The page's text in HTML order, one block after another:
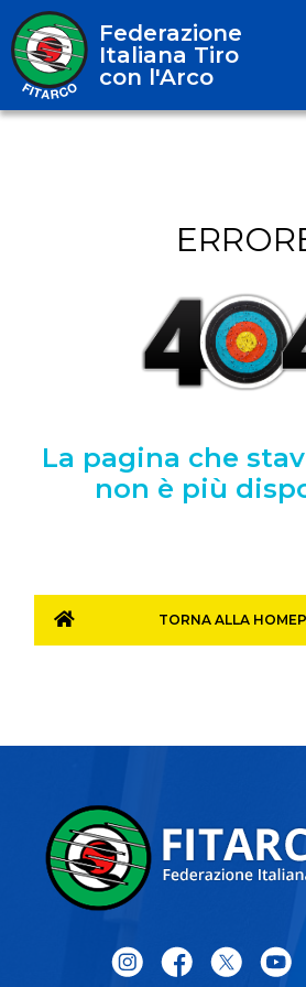
Federazione
Italiana Tiro
con l'Arco
La pagina che
non è più
TORNA ALLA